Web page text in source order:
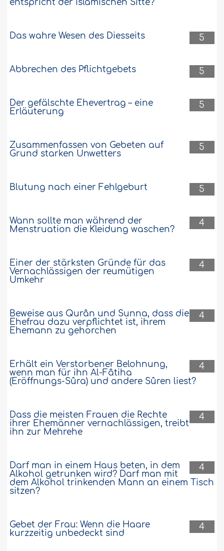
entspricht der islâmischen Sitte?
5
Das wahre Wesen des Diesseits
5
Abbrechen des Pflichtgebets
5
Der gefälschte Ehevertrag – eine
Erläuterung
5
Zusammenfassen von Gebeten auf
Grund starken Unwetters
5
Blutung nach einer Fehlgeburt
4
Wann sollte man während der
Menstruation die Kleidung waschen?
4
Einer der stärksten Gründe für das
Vernachlässigen der reumütigen
Umkehr
4
Beweise aus Qurân und Sunna, dass die
Ehefrau dazu verpflichtet ist, ihrem
Ehemann zu gehorchen
4
Erhält ein Verstorbener Belohnung,
wenn man für ihn Al-Fâtiha
(Eröffnungs-Sûra) und andere Sûren liest?
4
Dass die meisten Frauen die Rechte
ihrer Ehemänner vernachlässigen, treibt
ihn zur Mehrehe
4
Darf man in einem Haus beten, in dem
Alkohol getrunken wird? Darf man mit
dem Alkohol trinkenden Mann an einem Tisch
sitzen?
4
Gebet der Frau: Wenn die Haare
kurzzeitig unbedeckt sind